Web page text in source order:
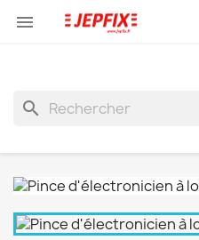

search